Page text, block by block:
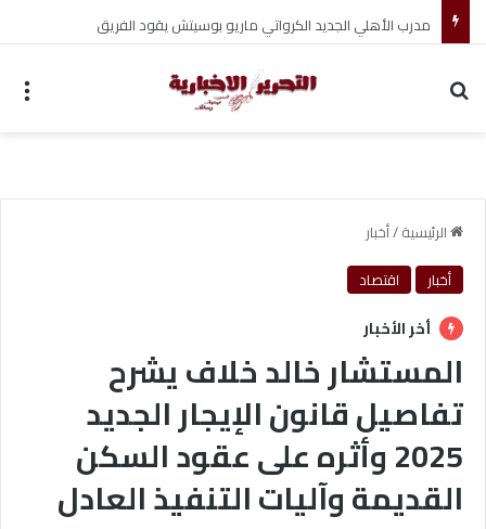
مدرب الأهلي الجديد الكرواتي ماريو بوسيتش يقود الفريق
الرئيسية/أخبار
أخبار
اقتصاد
أخر الأخبار
المستشار خالد خلاف يشرح
تفاصيل قانون الإيجار الجديد
2025 وأثره على عقود السكن
القديمة وآليات التنفيذ العادل